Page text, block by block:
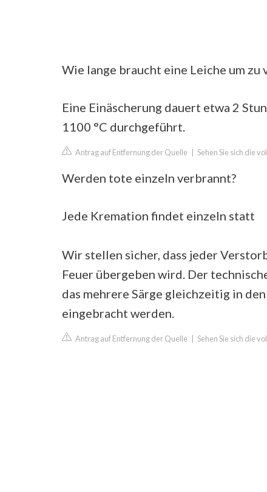
Wie lange braucht eine Leiche um zu
Eine Einäscherung dauert etwa 2
1100 °C durchgeführt.
Antrag auf Entfernung der Quelle Sehen Sie sich die
Werden tote einzeln verbrannt?
Jede Kremation findet einzeln statt
Wir stellen sicher, dass jeder
Feuer übergeben wird. Der
das mehrere Särge gleichzeitig in
eingebracht werden.
Antrag auf Entfernung der Quelle Sehen Sie sich die